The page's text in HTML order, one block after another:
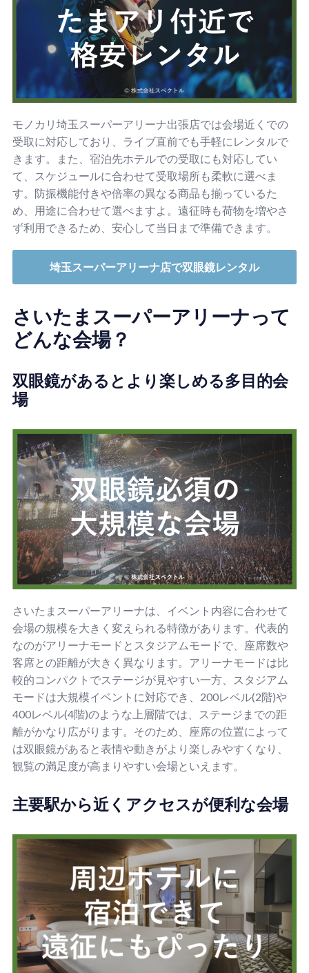
モノカリ埼玉スーパーアリーナ出張店では会場近くでの
受取に対応しており、ライブ直前でも手軽にレンタルで
きます。また、宿泊先ホテルでの受取にも対応してい
て、スケジュールに合わせて受取場所も柔軟に選べま
す。防振機能付きや倍率の異なる商品も揃っているた
め、用途に合わせて選べますよ。遠征時も荷物を増やさ
ず利用できるため、安心して当日まで準備できます。
埼玉スーパーアリーナ店で双眼鏡レンタル
さいたまスーパーアリーナって
どんな会場？
双眼鏡があるとより楽しめる多目的会
場
さいたまスーパーアリーナは、イベント内容に合わせて
会場の規模を大きく変えられる特徴があります。代表的
なのがアリーナモードとスタジアムモードで、座席数や
客席との距離が大きく異なります。アリーナモードは比
較的コンパクトでステージが見やすい一方、スタジアム
モードは大規模イベントに対応でき、200レベル(2階)や
400レベル(4階)のような上層階では、ステージまでの距
離がかなり広がります。そのため、座席の位置によって
は双眼鏡があると表情や動きがより楽しみやすくなり、
観覧の満足度が高まりやすい会場といえます。
主要駅から近くアクセスが便利な会場